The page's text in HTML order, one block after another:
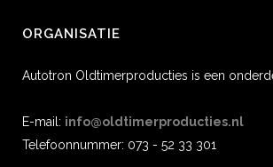
ORGANISATIE
Autotron Oldtimerproducties is een
E-mail: info@oldtimerproducties.nl
Telefoonnummer: 073 - 52 33 301